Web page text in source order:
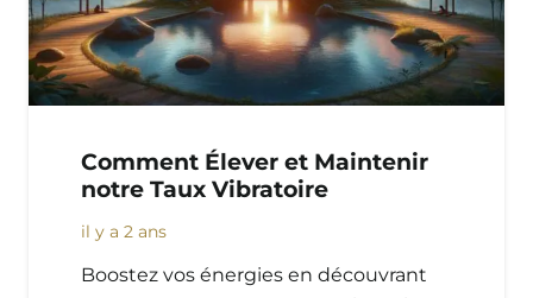
Comment Élever et Maintenir
notre Taux Vibratoire
il y a 2 ans
Boostez vos énergies en découvrant